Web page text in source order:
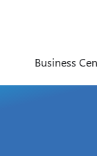
Business